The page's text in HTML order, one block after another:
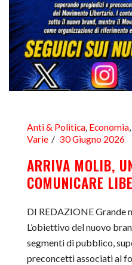
Anti & Politica, Economia,
Varie
30 Giugno 2026
ARRIVA MOLIB,
COMUNICARE
DI REDAZIONE Grande
L’obiettivo del nuovo
segmenti di pubblico,
preconcetti associati al